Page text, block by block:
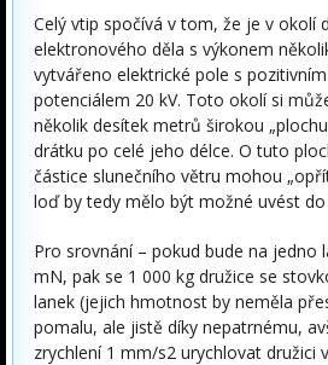
Celý vtip spočívá v tom, že je v okolí
elektronového děla s výkonem
vytvářeno elektrické pole s
potenciálem 20 kV. Toto okolí si
několik desítek metrů širokou
drátku po celé jeho délce. O tuto
částice slunečního větru mohou
loď by tedy mělo být možné uvést do
Pro srovnání – pokud bude na jedno
mN, pak se 1 000 kg družice se
lanek (jejich hmotnost by neměla
pomalu, ale jistě díky nepatrnému,
zrychlení 1 mm/s2 urychlovat družici